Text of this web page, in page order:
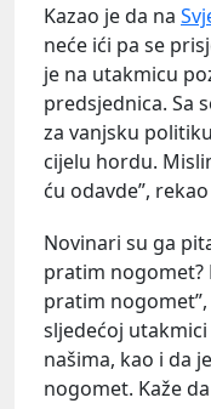
Kazao je da na
neće ići pa se
je na utakmicu
predsjednica. Sa
za vanjsku
cijelu hordu.
ću odavde”,
Novinari su ga
pratim nogomet?
pratim
sljedećoj
našima, kao i da
nogomet. Kaže